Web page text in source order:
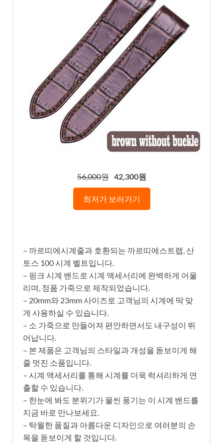
56,000원 42,300원
최저가 보러가기
– 까르띠에시계줄과 호환되는 까르띠에스트랩, 산
토스 100 시계 벨트입니다.
– 핑크 시계 밴드로 시계 액세서리에 완벽하게 어울
리며, 정품 가죽으로 제작되었습니다.
– 20mm와 23mm 사이즈로 고객님의 시계에 딱 맞
게 사용하실 수 있습니다.
– 소 가죽으로 만들어져 편안하면서도 내구성이 뛰
어납니다.
– 본 제품은 고객님의 스타일과 개성을 돋보이게 해
줄 멋진 소품입니다.
– 시계 액세서리를 통해 시계를 더욱 럭셔리하게 연
출할 수 있습니다.
– 한눈에 봐도 분위기가 물씬 풍기는 이 시계 밴드를
지금 바로 만나보세요.
– 탁월한 품질과 아름다운 디자인으로 여러분의 손
목을 돋보이게 할 것입니다.